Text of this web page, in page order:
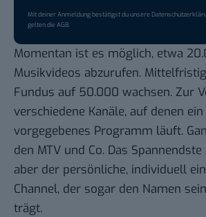
Mit deiner Anmeldung bestätigst du unsere
gelten dieAGB.
Momentan ist es möglich, etwa
Musikvideos abzurufen.
Fundus auf 50.000 wachsen. Zur
verschiedene Kanäle, auf denen
vorgegebenes Programm läuft.
den MTV und Co. Das
aber der persönliche, individuell
Channel, der sogar den Namen
trägt.